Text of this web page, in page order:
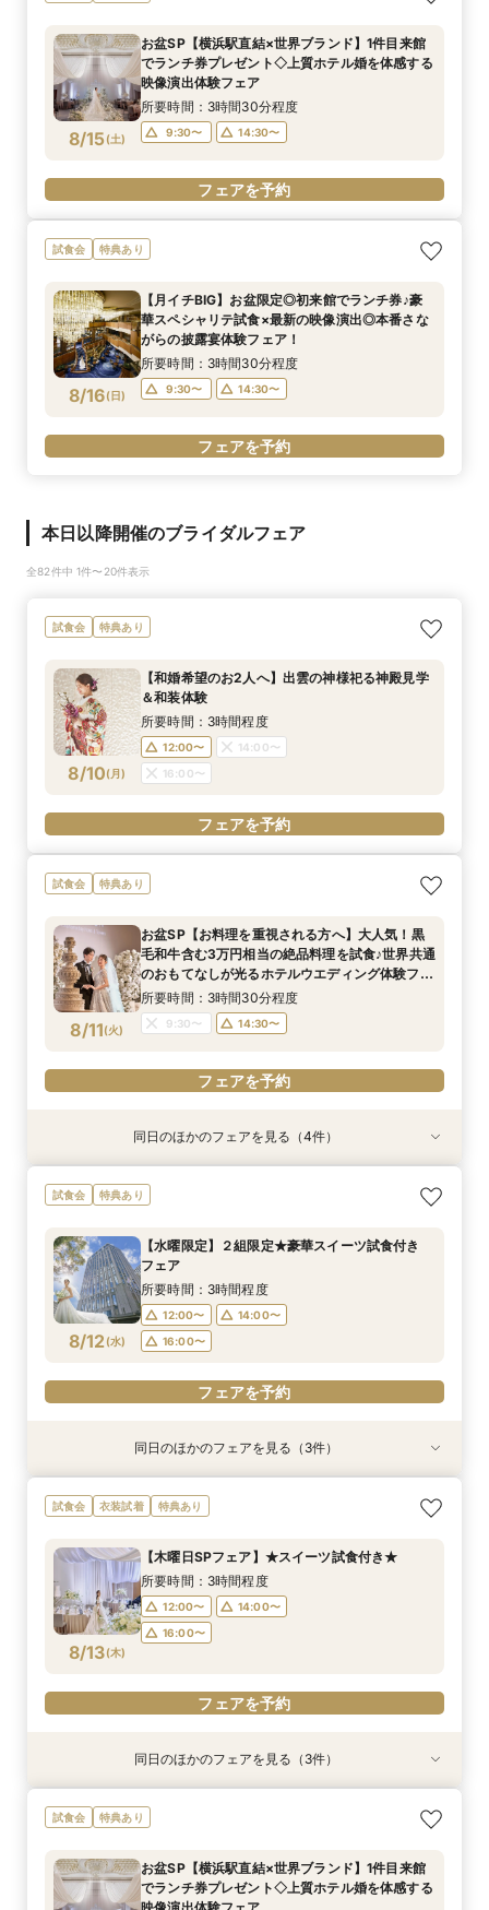
8/15(土)
お盆SP【横浜駅直結×世界ブランド】1件目来館
でランチ券プレゼント◇上質ホテル婚を体感する
映像演出体験フェア
所要時間：3時間30分程度
9:30〜 14:30〜
フェアを予約
試食会 特典あり
8/16(日)
【月イチBIG】お盆限定◎初来館でランチ券♪豪
華スペシャリテ試食×最新の映像演出◎本番さな
がらの披露宴体験フェア！
所要時間：3時間30分程度
9:30〜 14:30〜
フェアを予約
本日以降開催のブライダルフェア
全82件中 1件〜20件表示
試食会 特典あり
8/10(月)
【和婚希望のお2人へ】出雲の神様祀る神殿見学
＆和装体験
所要時間：3時間程度
12:00〜
14:00〜
16:00〜
フェアを予約
試食会 特典あり
8/11(火)
お盆SP【お料理を重視される方へ】大人気！黒
毛和牛含む3万円相当の絶品料理を試食♪世界共通
のおもてなしが光るホテルウエディング体験フェ
ア◎
所要時間：3時間30分程度
9:30〜 14:30〜
フェアを予約
特典あり
8/11(火)
【シェラトンでプロポーズやお顔合せしたお2人
へ】限定特典付♪
9:30〜
フェアを予約
特典あり
8/11(火)
【和婚専用×世界ブランドホテルで叶う憧れ花
嫁】ホテル内神殿or伊勢山皇大神宮から選べる和
所要時間：3時間程度
フェアを予約
特典あり
8/11(火)
【初見学にオススメ*ペアランチチケット付
き！】口コミ9年連続受賞◎おもてなしシェラト
スイーツ試食会
所要時間：3時間程度
フェアを予約
特典あり
8/11(火)
【少人数婚のお2人】スペシャリテ試食×感動の
ホテル挙式体験
9:30〜
フェアを予約
同日のほかのフェアを見る（4件）
試食会 特典あり
8/12(水)
【水曜限定】２組限定★豪華スイーツ試食付き
フェア
所要時間：3時間程度
12:00〜
14:00〜
16:00〜
フェアを予約
特典あり
8/12(水)
【和婚希望のお2人へ】出雲の神様祀る神殿見学
＆和装体験
16:00〜
フェアを予約
特典あり
8/12(水)
【マタニティ＆ファミリー婚限定】挙式前後の2
泊宿泊特典付き
16:00〜
フェアを予約
特典あり
8/12(水)
【6名～40名＊少人数婚】少人数専用プラン×な
んでも相談フェア
16:00〜
フェアを予約
同日のほかのフェアを見る（3件）
試食会 衣装試着 特典あり
8/13(木)
【木曜日SPフェア】★スイーツ試食付き★
所要時間：3時間程度
12:00〜
14:00〜
16:00〜
フェアを予約
特典あり
【和婚希望のお2人へ】出雲の神様祀る神殿見学
＆和装体験
12:00〜
14:00〜
特典あり
【マタニティ＆ファミリー婚限定】挙式前後の2
泊宿泊特典付き
12:00〜
14:00〜
特典あり
【6名～40名＊少人数婚】少人数専用プラン×な
んでも相談フェア
12:00〜
14:00〜
同日のほかのフェアを見る（3件）
試食会 特典あり
お盆SP【横浜駅直結×世界ブランド】1件目来館
でランチ券プレゼント◇上質ホテル婚を体感する